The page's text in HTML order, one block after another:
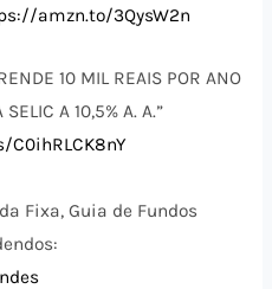
amzn.to/3QysW2n
10 MIL REAIS POR ANO
A 10,5% A. A.”
Fixa, Guia de Fundos